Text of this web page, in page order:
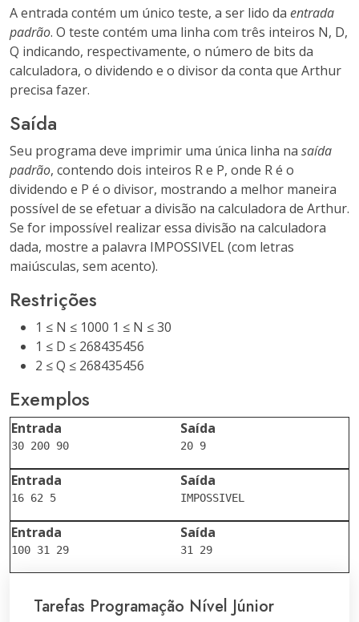
A entrada contém um único teste, a ser lido da entrada
padrão. O teste contém uma linha com três inteiros N, D,
Q indicando, respectivamente, o número de bits da
calculadora, o dividendo e o divisor da conta que Arthur
precisa fazer.
Saída
Seu programa deve imprimir uma única linha na saída
padrão, contendo dois inteiros R e P, onde R é o
dividendo e P é o divisor, mostrando a melhor maneira
possível de se efetuar a divisão na calculadora de Arthur.
Se for impossível realizar essa divisão na calculadora
dada, mostre a palavra IMPOSSIVEL (com letras
maiúsculas, sem acento).
Restrições
1 ≤ N ≤ 1000 1 ≤ N ≤ 30
1 ≤ D ≤ 268435456
2 ≤ Q ≤ 268435456
Exemplos
Entrada Saída
Entrada Saída
Entrada Saída
Tarefas Programação Nível Júnior